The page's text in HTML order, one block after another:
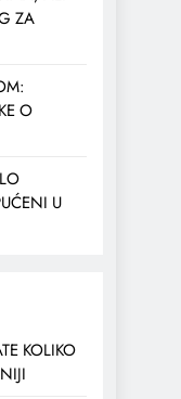
ZA
O
U
KOLIKO